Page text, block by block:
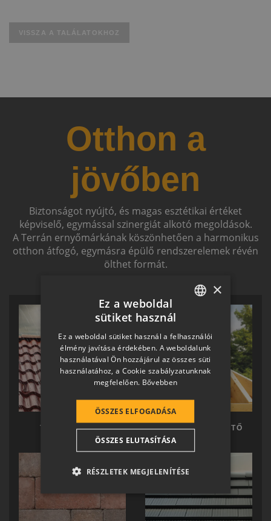
VISSZA A TALÁLATOKHOZ
Otthon a
jövőben
Biztonságot nyújtó, és magas esztétikai értéket
képviselő, egymással szinergiát alkotó megoldások.
A Terrán ernyőmárkának köszönhetően a harmonikus
otthon átfogó, egymásra épülő rendszerelemek révén
ölthet formát.
TERRÁN TETŐ TERRÁN KÉSZTETŐ
HUNGARIAN
SLOVAK
GERMAN
ROMANIAN
CROATIAN
SR
RO-HU
ITALIAN
×
Ez a weboldal
sütiket használ
Ez a weboldal sütiket használ a felhasználói
élmény javítása érdekében. A weboldalunk
használatával Ön hozzájárul az összes süti
használatához, a Cookie szabályzatunknak
megfelelően. Bővebben
ÖSSZES ELFOGADÁSA
ÖSSZES ELUTASÍTÁSA
RÉSZLETEK MEGJELENÍTÉSE